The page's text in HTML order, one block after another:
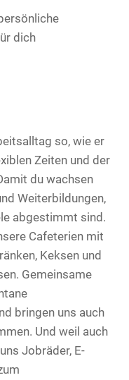
dich
so, wie er
Zeiten und der
du wachsen
Weiterbildungen,
abgestimmt sind.
Cafeterien mit
Keksen und
Gemeinsame
bringen uns auch
Und weil auch
Jobräder, E-